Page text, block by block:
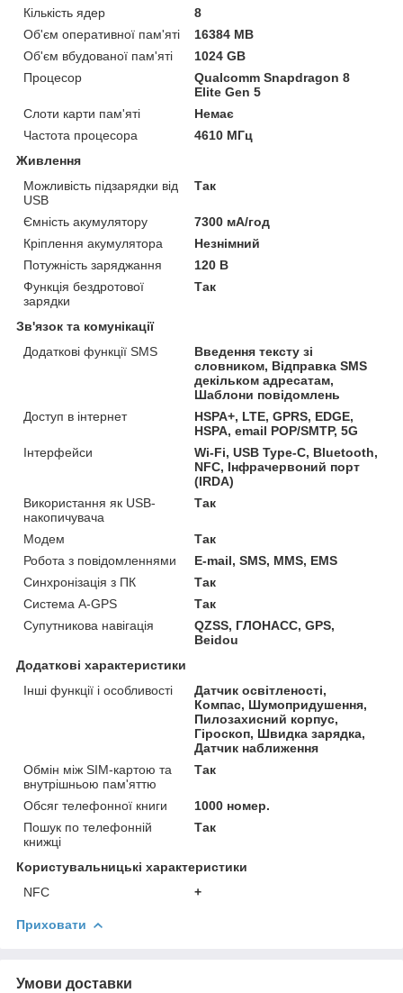
Кількість ядер
8
Об'єм оперативної пам'яті
16384 MB
Об'єм вбудованої пам'яті
1024 GB
Процесор
Qualcomm Snapdragon 8
Elite Gen 5
Слоти карти пам'яті
Немає
Частота процесора
4610 МГц
Живлення
Можливість підзарядки від
USB
Так
Ємність акумулятору
7300 мА/год
Кріплення акумулятора
Незнімний
Потужність заряджання
120 В
Функція бездротової
зарядки
Так
Зв'язок та комунікації
Додаткові функції SMS
Введення тексту зі
словником, Відправка SMS
декільком адресатам,
Шаблони повідомлень
Доступ в інтернет
HSPA+, LTE, GPRS, EDGE,
HSPA, email POP/SMTP, 5G
Інтерфейси
Wi-Fi, USB Type-C, Bluetooth,
NFC, Інфрачервоний порт
(IRDA)
Використання як USB-
накопичувача
Так
Модем
Так
Робота з повідомленнями
E-mail, SMS, MMS, EMS
Синхронізація з ПК
Так
Система A-GPS
Так
Супутникова навігація
QZSS, ГЛОНАСС, GPS,
Beidou
Додаткові характеристики
Інші функції і особливості
Датчик освітленості,
Компас, Шумопридушення,
Пилозахисний корпус,
Гіроскоп, Швидка зарядка,
Датчик наближення
Обмін між SIM-картою та
внутрішньою пам'яттю
Так
Обсяг телефонної книги
1000 номер.
Пошук по телефонній
книжці
Так
Користувальницькі характеристики
NFC
+
Приховати
Умови доставки